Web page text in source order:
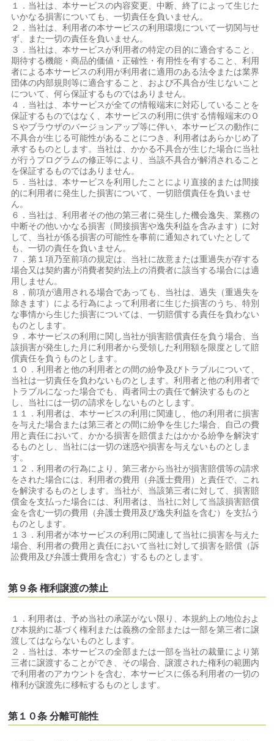
１．当社は、本サービスの内容変更、中断、終了によって生じた
いかなる損害についても、一切責任を負いません。
２．当社は、利用者の本サービスの利用環境について一切関与せ
ず、また一切の責任を負いません。
３．当社は、本サービスが利用者の特定の目的に適合すること、
期待する機能・商品的価値・正確性・有用性を有すること、利用
者による本サービスの利用が利用者に適用のある法令または業界
団体の内部規則等に適合すること、および不具合が生じないこと
について、何ら保証するものではありません。
４．当社は、本サービスが全ての情報端末に対応していることを
保証するものではなく、本サービスの利用に供する情報端末のＯ
Ｓやブラウザのバージョンアップ等に伴い、本サービスの動作に
不具合が生じる可能性があることにつき、利用者はあらかじめ了
承するものとします。当社は、かかる不具合が生じた場合に当社
が行うプログラムの修正等により、当該不具合が解消されること
を保証するものではありません。
５．当社は、本サービスを利用したことにより直接的または間接
的に利用者に発生した損害について、一切賠償責任を負いませ
ん。
６．当社は、利用者その他の第三者に発生した機会逸失、業務の
中断その他いかなる損害（間接損害や逸失利益を含みます）に対
して、当社が係る損害の可能性を事前に通知されていたとして
も、一切の責任を負いません。
７．第１項乃至前項の規定は、当社に故意または重過失が存する
場合又は契約書が消費者契約法上の消費者に該当する場合には適
用しません。
８．前項が適用される場合であっても、当社は、過失（重過失を
除きます）による行為によって利用者に生じた損害のうち、特別
な事情から生じた損害については、一切賠償する責任を負わない
ものとします。
９．本サービスの利用に関し当社が損害賠償責任を負う場合、当
該損害が発生した月に利用者から受領した利用額を限度として賠
償責任を負うものとします。
１０．利用者と他の利用者との間の紛争及びトラブルについて、
当社は一切責任を負わないものとします。利用者と他の利用者で
トラブルになった場合でも、両者同士の責任で解決するものと
し、当社には一切の請求をしないものとします。
１１．利用者は、本サービスの利用に関連し、他の利用者に損害
を与えた場合または第三者との間に紛争を生じた場合、自己の費
用と責任において、かかる損害を賠償またはかかる紛争を解決す
るものとし、当社には一切の迷惑や損害を与えないものとしま
す。
１２．利用者の行為により、第三者から当社が損害賠償等の請求
をされた場合には、利用者の費用（弁護士費用）と責任で、これ
を解決するものとします。当社が、当該第三者に対して、損害賠
償金を支払った場合には、利用者は、当社に対して当該損害賠償
金を含む一切の費用（弁護士費用及び逸失利益を含む）を支払う
ものとします。
１３．利用者が本サービスの利用に関連して当社に損害を与えた
場合、利用者の費用と責任において当社に対して損害を賠償（訴
訟費用及び弁護士費用を含む）するものとします。
第９条 権利譲渡の禁止
１．利用者は、予め当社の承諾がない限り、本規約上の地位およ
び本規約に基づく権利または義務の全部または一部を第三者に譲
渡してはならないものとします。
２．当社は、本サービスの全部または一部を当社の裁量により第
三者に譲渡することができ、その場合、譲渡された権利の範囲内
で利用者のアカウントを含む、本サービスに係る利用者の一切の
権利が譲渡先に移転するものとします。
第１０条 分離可能性